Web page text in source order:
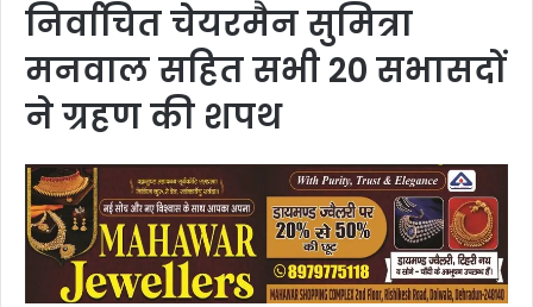
निर्वाचित चेयरमैन सुमित्रा
मनवाल सहित सभी 20 सभासदों
ने ग्रहण की शपथ